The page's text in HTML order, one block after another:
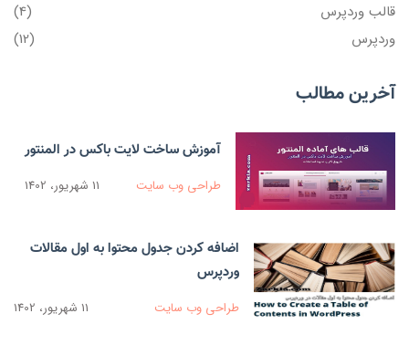
قالب وردپرس
(4)
وردپرس
(12)
آخرین مطالب
آموزش ساخت لایت باکس در المنتور
طراحی وب سایت 11 شهریور، 1402
اضافه کردن جدول محتوا به اول مقالات
وردپرس
طراحی وب سایت 11 شهریور، 1402